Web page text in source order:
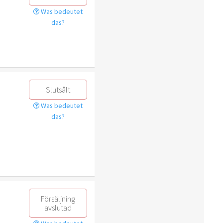
Was bedeutet
das?
Slutsålt
Was bedeutet
das?
Försäljning
avslutad